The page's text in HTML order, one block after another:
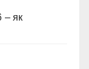
– як